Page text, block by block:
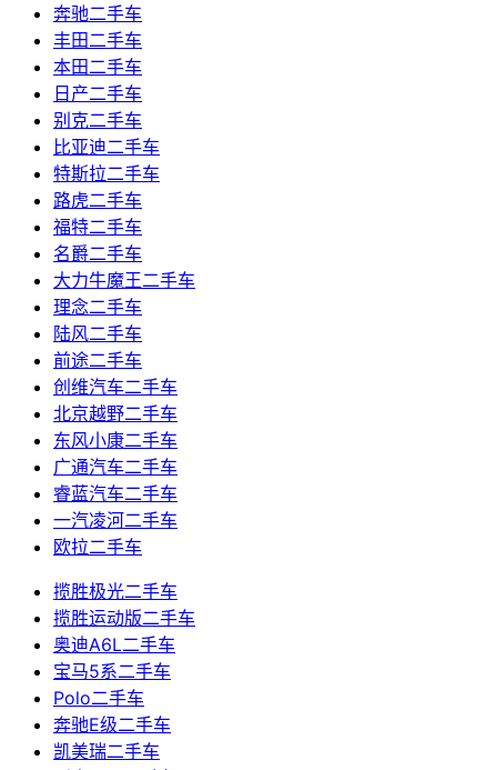
奔驰二手车
丰田二手车
本田二手车
日产二手车
别克二手车
比亚迪二手车
特斯拉二手车
路虎二手车
福特二手车
名爵二手车
大力牛魔王二手车
理念二手车
陆风二手车
前途二手车
创维汽车二手车
北京越野二手车
东风小康二手车
广通汽车二手车
睿蓝汽车二手车
一汽凌河二手车
欧拉二手车
揽胜极光二手车
揽胜运动版二手车
奥迪A6L二手车
宝马5系二手车
Polo二手车
奔驰E级二手车
凯美瑞二手车